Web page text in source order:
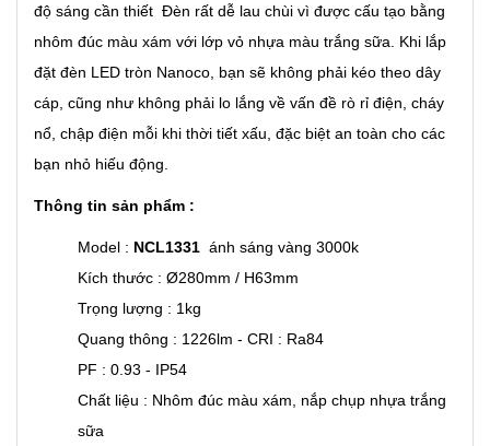
độ sáng cần thiết Đèn rất dễ lau chùi vì được cấu tạo bằng
nhôm đúc màu xám với lớp vỏ nhựa màu trắng sữa. Khi lắp
đặt đèn LED tròn Nanoco, bạn sẽ không phải kéo theo dây
cáp, cũng như không phải lo lắng về vấn đề rò rỉ điện, cháy
nổ, chập điện mỗi khi thời tiết xấu, đặc biệt an toàn cho các
bạn nhỏ hiếu động.
Thông tin sản phẩm :
Model : NCL1331 ánh sáng vàng 3000k
Kích thước : Ø280mm / H63mm
Trọng lượng : 1kg
Quang thông : 1226lm - CRI : Ra84
PF : 0.93 - IP54
Chất liệu : Nhôm đúc màu xám, nắp chụp nhựa trắng
sữa